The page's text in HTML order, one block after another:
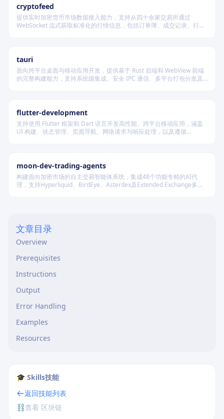
cryptofeed
提供实时加密货币市场数据接入能力，支持从四十余家交易所通过
WebSocket 流式获取标准化的行情信息，包括订单簿、成交记录、行情
tauri
面向跨平台桌面与移动应用开发，提供基于 Rust 后端和 WebView 前端
的完整构建能力，支持系统级集成、安全 IPC 通信、多平台打包分发及
flutter-development
支持使用 Flutter 框架和 Dart 语言开发高性能、跨平台移动应用，涵盖
UI 构建、状态管理、页面导航、网络请求与响应处理，以及遵循
moon-dev-trading-agents
构建面向加密市场的自主交易智能体系统，集成48个功能专精的AI代
理，支持Hyperliquid、BirdEye、Asterdex及Extended Exchange多平
文章目录
Overview
Prerequisites
Instructions
Output
Error Handling
Examples
Resources
🎓 Skills技能
返回技能列表
⛓️查看 区块链